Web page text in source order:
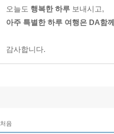
오늘도 행복한 하루 보내시고,
아주 특별한 하루 여행은 DA함
감사합니다.
처음